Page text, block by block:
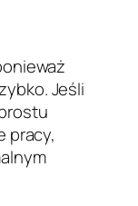
Jeśli
pracy,